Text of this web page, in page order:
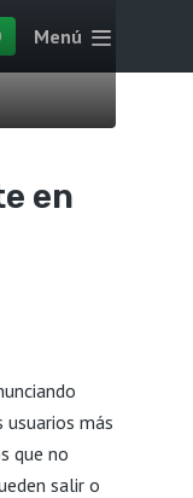
Menú
en
más
que no
salir o